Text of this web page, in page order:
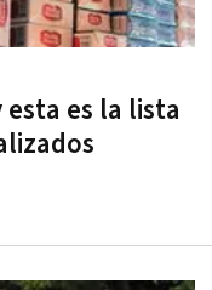
es la lista